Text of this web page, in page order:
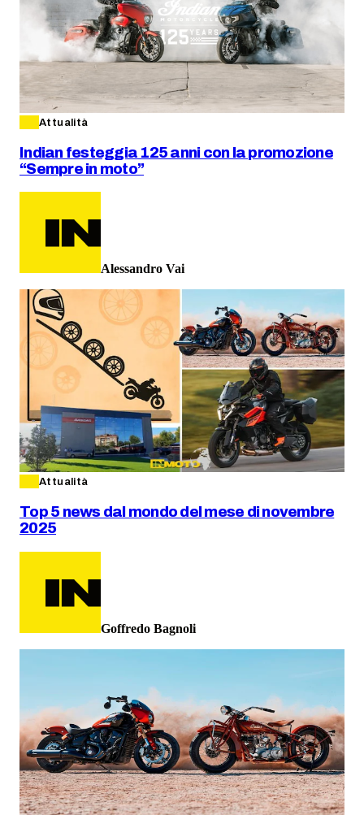
Attualità
Indian festeggia 125 anni con la promozione
“Sempre in moto”
Alessandro Vai
Attualità
Top 5 news dal mondo del mese di novembre
2025
Goffredo Bagnoli